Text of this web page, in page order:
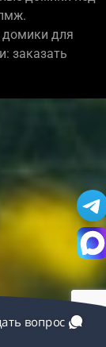
домики для
заказать
вопрос